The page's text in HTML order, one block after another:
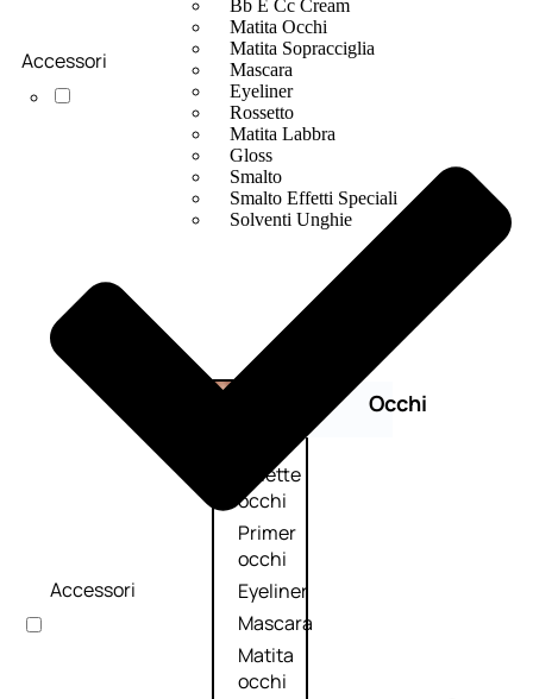
Bb E Cc Cream
Matita Occhi
Matita Sopracciglia
Mascara
Eyeliner
Rossetto
Matita Labbra
Gloss
Smalto
Smalto Effetti Speciali
Solventi Unghie
Occhi
Palette
occhi
Primer
occhi
Eyeliner
Mascara
Matita
occhi
Accessori
Accessori